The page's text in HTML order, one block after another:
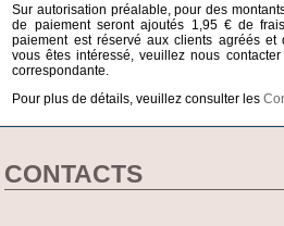
Sur autorisation préalable, pour des
de paiement seront ajoutés 1,95 € de
paiement est réservé aux clients agréés
vous êtes intéressé, veuillez nous
correspondante.
Pour plus de détails, veuillez consulter les
CONTACTS